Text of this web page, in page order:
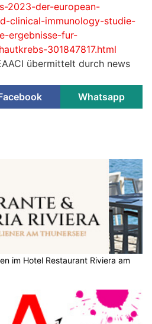
2023-der-european-
clinical-immunology-studie-
ergebnisse-fur-
301847817.html
übermittelt durch news
Whatsapp
im Hotel Restaurant Riviera am